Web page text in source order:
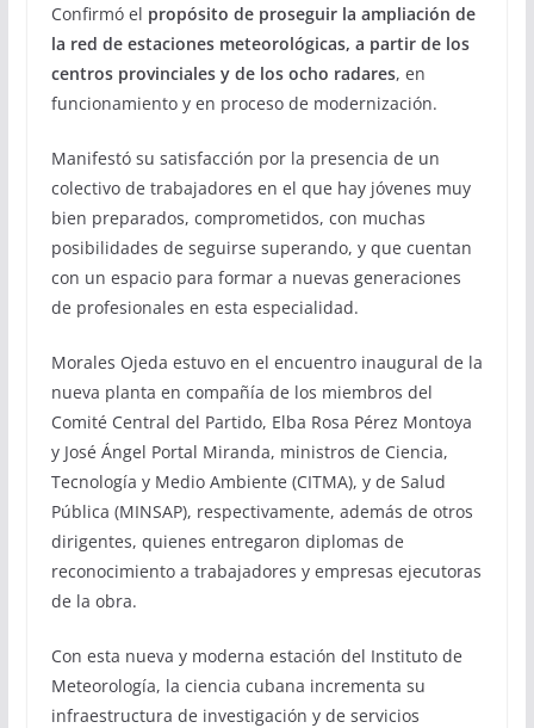
Confirmó el propósito de proseguir la ampliación de
la red de estaciones meteorológicas, a partir de los
centros provinciales y de los ocho radares, en
funcionamiento y en proceso de modernización.
Manifestó su satisfacción por la presencia de un
colectivo de trabajadores en el que hay jóvenes muy
bien preparados, comprometidos, con muchas
posibilidades de seguirse superando, y que cuentan
con un espacio para formar a nuevas generaciones
de profesionales en esta especialidad.
Morales Ojeda estuvo en el encuentro inaugural de la
nueva planta en compañía de los miembros del
Comité Central del Partido, Elba Rosa Pérez Montoya
y José Ángel Portal Miranda, ministros de Ciencia,
Tecnología y Medio Ambiente (CITMA), y de Salud
Pública (MINSAP), respectivamente, además de otros
dirigentes, quienes entregaron diplomas de
reconocimiento a trabajadores y empresas ejecutoras
de la obra.
Con esta nueva y moderna estación del Instituto de
Meteorología, la ciencia cubana incrementa su
infraestructura de investigación y de servicios